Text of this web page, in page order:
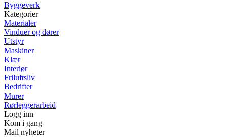
Byggeverk
Kategorier
Materialer
Vinduer og dører
Utstyr
Maskiner
Klær
Interiør
Friluftsliv
Bedrifter
Murer
Rørleggerarbeid
Logg inn
Kom i gang
Mail nyheter